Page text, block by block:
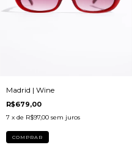
Madrid | Wine
R$679,00
7 x de R$97,00 sem juros